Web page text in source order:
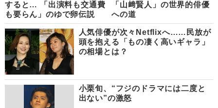
すると… 「出演料も交通費
も要らん」のゆで卵伝説
「山﨑賢人」の世界的俳優
への道
人気俳優が次々Netflixへ……民放が
頭を抱える「もの凄く高いギャラ」
の相場とは？
小栗旬、“フジのドラマには二度と
出ない”の激怒